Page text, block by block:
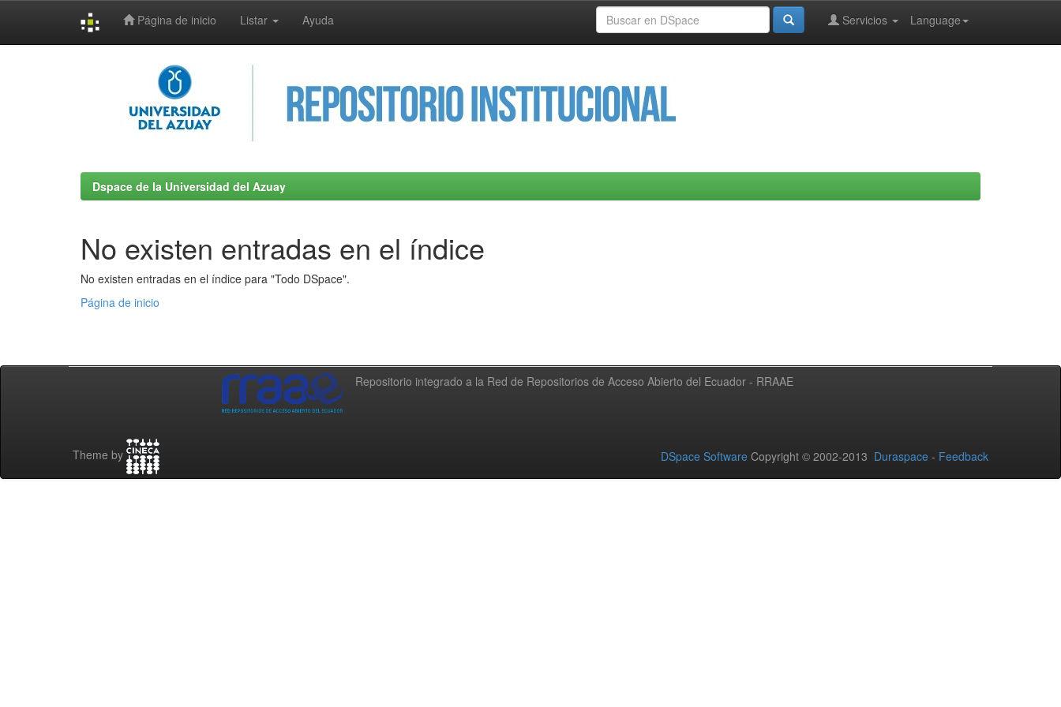
Página de inicio Listar Ayuda Language
Servicios
Dspace de la Universidad del Azuay
No existen entradas en el índice
No existen entradas en el índice para "Todo DSpace".
Página de inicio
Repositorio integrado a la Red de Repositorios de Acceso Abierto del Ecuador - RRAAE
Theme by DSpace Software Copyright © 2002-2013 Duraspace - Feedback